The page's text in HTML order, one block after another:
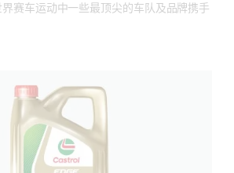
赛车运动中一些最顶尖的车队及品牌携手